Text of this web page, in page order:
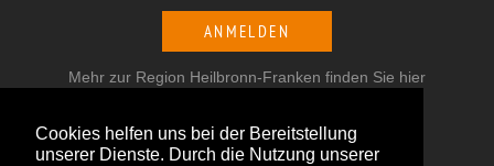
Cookies helfen uns bei der Bereitstellung
unserer Dienste. Durch die Nutzung unserer
ANMELDEN
Mehr zur Region Heilbronn-Franken finden Sie hier